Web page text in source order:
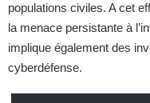
populations civiles. A cet
la menace persistante à
implique également des
cyberdéfense.